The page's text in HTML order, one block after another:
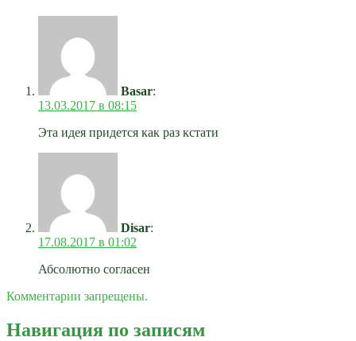
Basar:
13.03.2017 в 08:15
Эта идея придется как раз кстати
Disar:
17.08.2017 в 01:02
Абсолютно согласен
Комментарии запрещены.
Навигация по записям